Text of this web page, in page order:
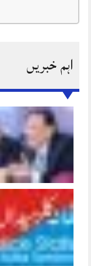
اہم خبریں